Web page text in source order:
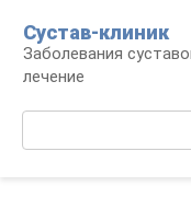
контенту
Сустав-клиник
Заболевания
лечение